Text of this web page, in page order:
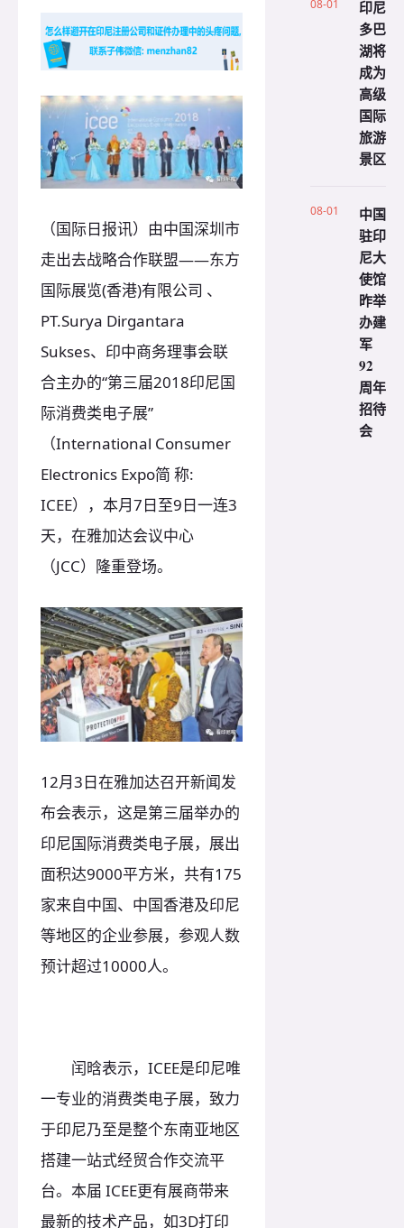
（国际日报讯）由中国深圳市
走出去战略合作联盟——东方
国际展览(香港)有限公司 、
PT.Surya Dirgantara
Sukses、印中商务理事会联
合主办的“第三届2018印尼国
际消费类电子展”
（International Consumer
Electronics Expo简 称:
ICEE），本月7日至9日一连3
天，在雅加达会议中心
（JCC）隆重登场。
12月3日在雅加达召开新闻发
布会表示，这是第三届举办的
印尼国际消费类电子展，展出
面积达9000平方米，共有175
家来自中国、中国香港及印尼
等地区的企业参展，参观人数
预计超过10000人。
闰晗表示，ICEE是印尼唯
一专业的消费类电子展，致力
于印尼乃至是整个东南亚地区
搭建一站式经贸合作交流平
台。本届 ICEE更有展商带来
最新的技术产品，如3D打印
08-01
印尼
多巴
湖将
成为
高级
国际
旅游
景区
08-01
中国
驻印
尼大
使馆
昨举
办建
军
92
周年
招待
会